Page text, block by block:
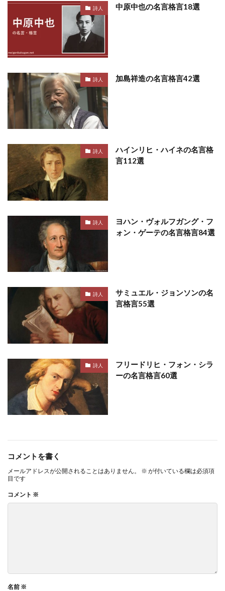
詩人 中原中也の名言格言18選
詩人 加島祥造の名言格言42選
詩人
ハインリヒ・ハイネの名言格
言112選
詩人
ヨハン・ヴォルフガング・フ
ォン・ゲーテの名言格言84選
詩人
サミュエル・ジョンソンの名
言格言55選
詩人
フリードリヒ・フォン・シラ
ーの名言格言60選
コメントを書く
メールアドレスが公開されることはありません。 ※ が付いている欄は必須項
目です
コメント ※
名前 ※